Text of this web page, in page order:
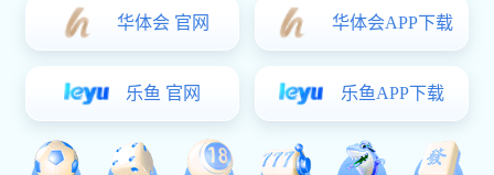
服装品牌网站建设方案
01为什么选择营销型网站建设在信息化时代的今天